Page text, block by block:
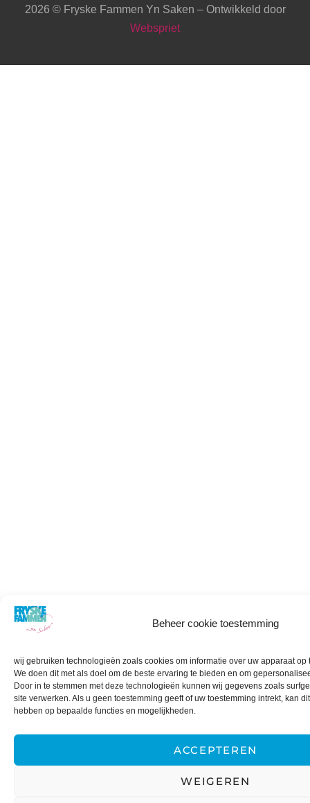
Beheer cookie toestemming
wij gebruiken technologieën zoals cookies om informatie over uw apparaat op
We doen dit met als doel om de beste ervaring te bieden en om
Door in te stemmen met deze technologieën kunnen wij gegevens zoals
site verwerken. Als u geen toestemming geeft of uw toestemming intrekt, kan
hebben op bepaalde functies en mogelijkheden.
ACCEPTEREN
WEIGEREN
2026 © Fryske Fammen Yn Saken – Ontwikkeld door
Webspriet